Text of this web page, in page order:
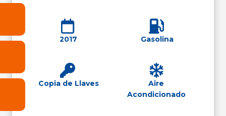
2017 Gasolina
Copia de Llaves
Aire
Acondicionado